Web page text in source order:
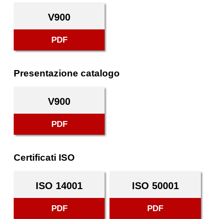
V900
PDF
Presentazione catalogo
V900
PDF
Certificati ISO
ISO 14001
PDF
ISO 50001
PDF